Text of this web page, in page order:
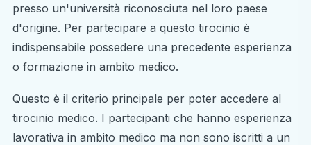
presso un'università riconosciuta nel loro paese
d'origine. Per partecipare a questo tirocinio è
indispensabile possedere una precedente esperienza
o formazione in ambito medico.
Questo è il criterio principale per poter accedere al
tirocinio medico. I partecipanti che hanno esperienza
lavorativa in ambito medico ma non sono iscritti a un